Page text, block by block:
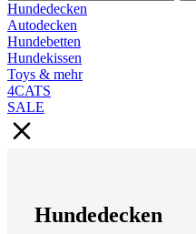
Hundedecken
Autodecken
Hundebetten
Hundekissen
Toys & mehr
4CATS
SALE
Hundedecken